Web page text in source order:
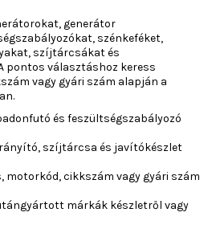
generátor
szénkeféket,
szíjtárcsákat és
pontos választáshoz keress
vagy gyári szám alapján a
és feszültségszabályozó
szíjtárcsa és javítókészlet
cikkszám vagy gyári szám
márkák készletről vagy